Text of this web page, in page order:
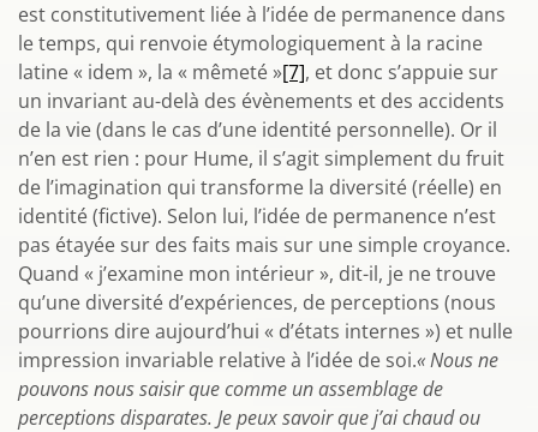
est constitutivement liée à l’idée de permanence dans
le temps, qui renvoie étymologiquement à la racine
latine « idem », la « mêmeté »[7], et donc s’appuie sur
un invariant au-delà des évènements et des accidents
de la vie (dans le cas d’une identité personnelle). Or il
n’en est rien : pour Hume, il s’agit simplement du fruit
de l’imagination qui transforme la diversité (réelle) en
identité (fictive). Selon lui, l’idée de permanence n’est
pas étayée sur des faits mais sur une simple croyance.
Quand « j’examine mon intérieur », dit-il, je ne trouve
qu’une diversité d’expériences, de perceptions (nous
pourrions dire aujourd’hui « d’états internes ») et nulle
impression invariable relative à l’idée de soi.« Nous ne
pouvons nous saisir que comme un assemblage de
perceptions disparates. Je peux savoir que j’ai chaud ou